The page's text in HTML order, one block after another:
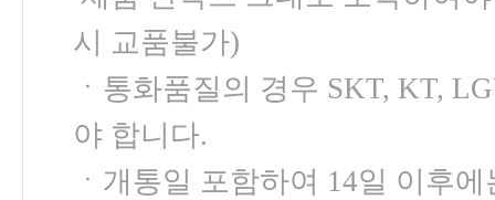
시 교품불가)
ㆍ통화품질의 경우 SKT, KT,
야 합니다.
ㆍ개통일 포함하여 14일 이후